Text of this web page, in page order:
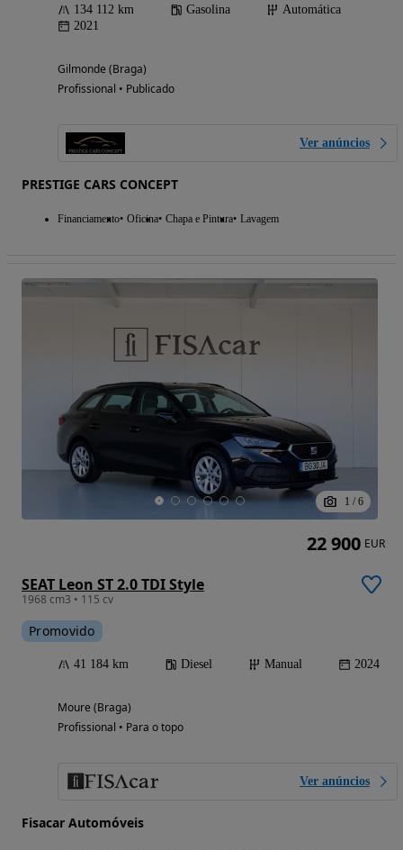
134 112 km Gasolina
Automática
2021
Gilmonde (Braga)
Profissional • Publicado
Ver anúncios
PRESTIGE CARS CONCEPT
Financiamento Oficina Chapa e Pintura Lavagem
1 / 6
SEAT Leon ST 2.0 TDI Style
1968 cm3 • 115 cv
Promovido
41 184 km Diesel Manual 2024
Moure (Braga)
Profissional • Para o topo
Ver anúncios
Fisacar Automóveis
22 900 EUR